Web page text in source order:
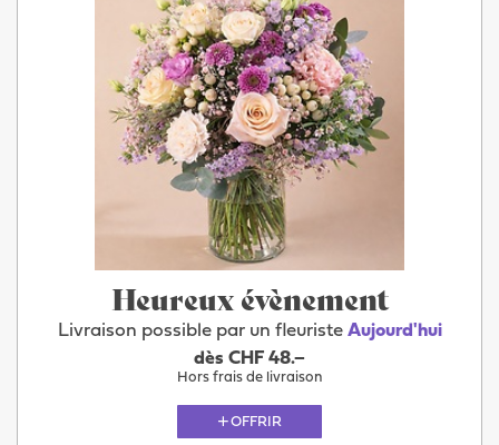
Heureux évènement
Livraison possible par un fleuriste Aujourd'hui
dès CHF 48.–
Hors frais de livraison
OFFRIR